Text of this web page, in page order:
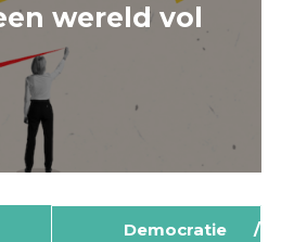
wereld vol
Democratie